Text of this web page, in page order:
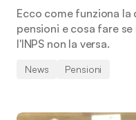
Ecco come funziona
pensioni e cosa fare
l'INPS non la versa.
News Pensioni